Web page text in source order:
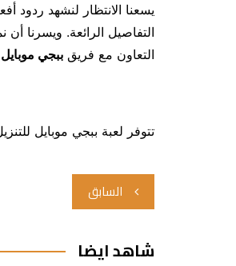
يسعنا الانتظار لنشهد ردود
التفاصيل الرائعة. ويسرنا أن
التعاون مع فريق ببجي موبايل
تتوفر لعبة ببجي موبايل
تصفّح
المقالات
السابق
شاهد ايضا